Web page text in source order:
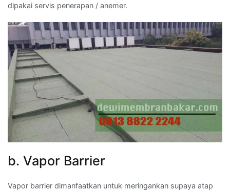
dipakai servis penerapan / anemer.
b. Vapor Barrier
Vapor barrier dimanfaatkan untuk meringankan supaya atap